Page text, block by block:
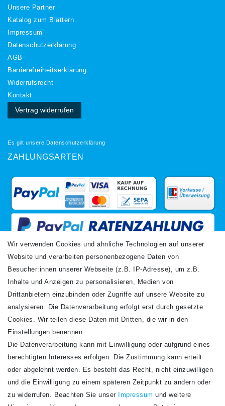
Unsere Partner
Katalog zum Blättern
Impressum
Daten­schutz­erklärung
AGB
Barrierefreiheitserklärung
Widerrufs­recht
Kontakt
Vertrag widerrufen
Es gilt unsere Datenschutzerklärung
ZAHLUNGSARTEN
VERSANDARTEN
Newsletter
Honig
Hiermit bestätige ich, dass ich dieDaten­schutz­erklärunggelesen habe. Meine
Wir verwenden Cookies und ähnliche Technologien auf unserer
Website und verarbeiten personenbezogene Daten von
Besucher:innen unserer Webseite (z.B. IP-Adresse), um z.B.
Inhalte und Anzeigen zu personalisieren, Medien von
Drittanbietern einzubinden oder Zugriffe auf unsere Website zu
analysieren. Die Datenverarbeitung erfolgt erst durch gesetzte
Cookies. Wir teilen diese Daten mit Dritten, die wir in den
Einstellungen benennen.
Die Datenverarbeitung kann mit Einwilligung oder aufgrund eines
berechtigten Interesses erfolgen. Die Zustimmung kann erteilt
oder abgelehnt werden. Es besteht das Recht, nicht einzuwilligen
und die Einwilligung zu einem späteren Zeitpunkt zu ändern oder
zu widerrufen. Beachten Sie unser
Impressum und weitere